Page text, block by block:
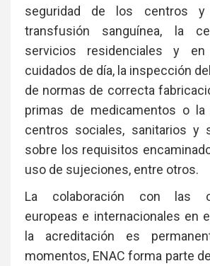
seguridad de los centros y
transfusión sanguínea, la
servicios residenciales y
cuidados de día, la inspección
de normas de correcta
primas de medicamentos o la
centros sociales, sanitarios y
sobre los requisitos
uso de sujeciones, entre otros.
La colaboración con las
europeas e internacionales en
la acreditación es
momentos, ENAC forma parte